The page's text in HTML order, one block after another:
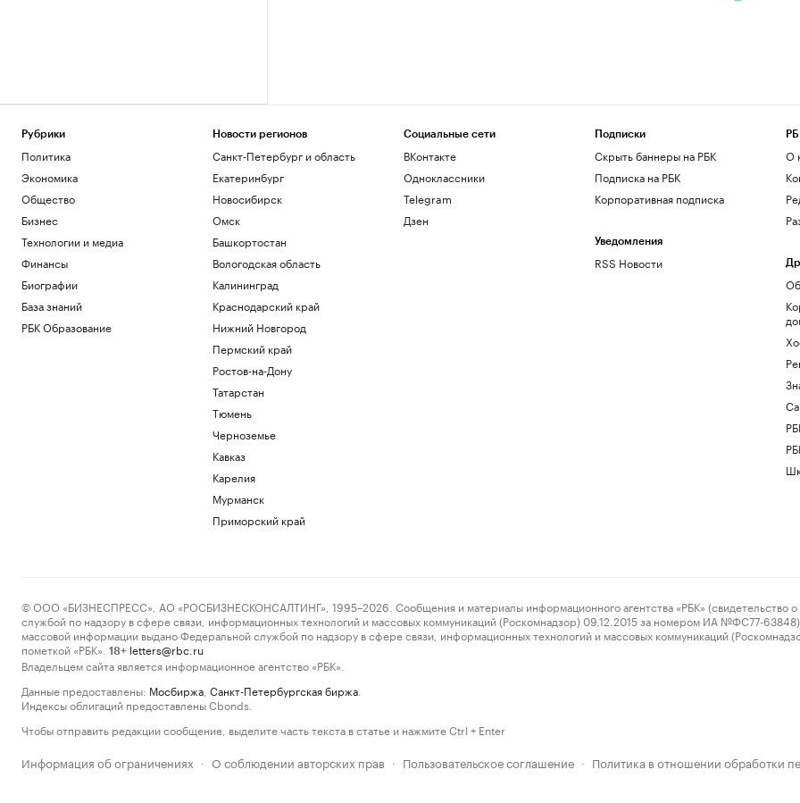
Рубрики
Политика
Экономика
Общество
Бизнес
Технологии и медиа
Финансы
Биографии
База знаний
РБК Образование
Новости регионов
Санкт-Петербург и область
Екатеринбург
Новосибирск
Омск
Башкортостан
Вологодская область
Калининград
Краснодарский край
Нижний Новгород
Пермский край
Ростов-на-Дону
Татарстан
Тюмень
Черноземье
Кавказ
Карелия
Мурманск
Приморский край
Социальные сети
ВКонтакте
Одноклассники
Telegram
Дзен
Подписки
Скрыть баннеры на РБК
Подписка на РБК
Корпоративная подписка
Уведомления
RSS Новости
О
© ООО «БИЗНЕСПРЕСС», АО «РОСБИЗНЕСКОНСАЛТИНГ», 1995–2026. Сообщения и материалы информационного агентства «РБК» (свидетельство о
службой по надзору в сфере связи, информационных технологий и массовых коммуникаций (Роскомнадзор) 09.12.2015 за номером ИА №ФС77-63848)
массовой информации выдано Федеральной службой по надзору в сфере связи, информационных технологий и массовых коммуникаций
пометкой «РБК».
18+ letters@rbc.ru
Владельцем сайта является информационное агентство «РБК».
Данные предоставлены: Мосбиржа Санкт-Петербургская биржа
Индексы облигаций предоставлены Cbonds.
Чтобы отправить редакции сообщение, выделите часть текста в статье и нажмите Ctrl + Enter
Информация об ограничениях · О соблюдении авторских прав · Пользовательское соглашение · Политика в отношении обработки